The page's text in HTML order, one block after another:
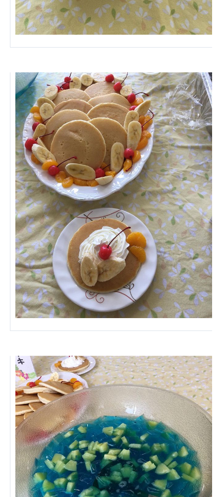
特定非営利活動法人日本医療福祉機構
海外
海外グループ会社
美迪克（上海）商务咨询有限公司
共生（大連）商務諮詢有限公司
台灣善合股份有限公司
Angkor-Japan Friendship International
Hospital
クヴィアン小学校・カンボジア日本友好共生クヴ
ィアン中学校
カンボジア日本友好技術教育センター
NGO共生の家
G-COM JOINT STOCK COMPANY
海外子会社・合弁会社
瀋陽長者会
上海介護施設
広州谷豊園